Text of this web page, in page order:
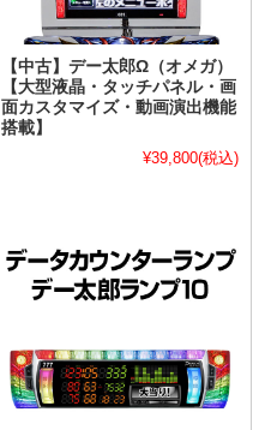
【中古】デー太郎Ω（オメガ）
【大型液晶・タッチパネル・画
面カスタマイズ・動画演出機能
搭載】
¥39,800(税込)